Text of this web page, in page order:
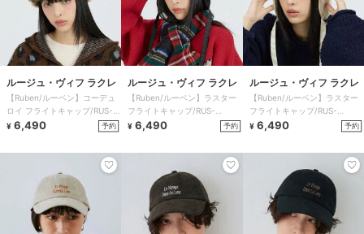
ルージュ・ヴィフ ラクレ
【Ruben/ルーベン】コーデュ
ロイ フライトキャップ/RUS-
6481/COR
¥ 6,490 予約
ルージュ・ヴィフ ラクレ
【Ruben/ルーベン】ラスター
フライトキャップ/RUS-
8398/LUSTE
¥ 6,490 予約
ルージュ・ヴィフ ラクレ
【Ruben/ルーベン】ラスター
フライトキャップ/RUS-
8398/LUSTE
¥ 6,490 予約